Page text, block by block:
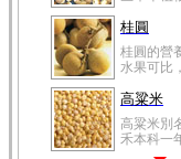
桂圓
桂圓的營
水果可比
高粱米
高粱米別
禾本科一